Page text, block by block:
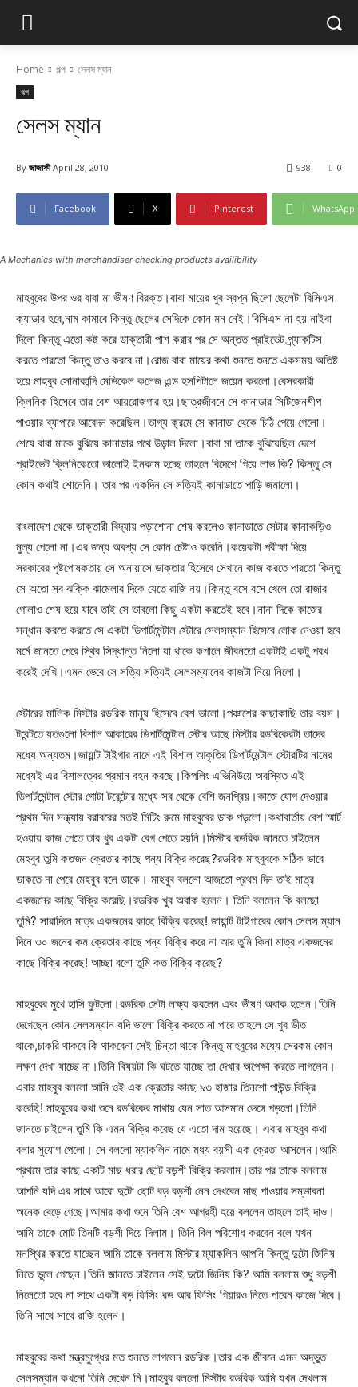
Home গল্প সেলস ম্যান
গল্প
সেলস ম্যান
By জাজাফী April 28, 2010 0
938
Facebook X Pinterest WhatsApp
A Mechanics with merchandiser checking products availibility
মাহবুবের উপর ওর বাবা মা ভীষণ বিরক্ত।বাবা মায়ের খুব স্বপ্ন ছিলো ছেলেটা বিসিএস
ক্যাডার হবে,নাম কামাবে কিন্তু ছেলের সেদিকে কোন মন নেই।বিসিএস না হয় নাইবা
দিলো কিন্তু এতো কষ্ট করে ডাক্তারী পাশ করার পর সে অন্তত প্রাইভেট প্র্যাকটিস
করতে পারতো কিন্তু তাও করবে না।রোজ বাবা মায়ের কথা শুনতে শুনতে একসময় অতিষ্ট
হয়ে মাহবুব সোনাকান্দি মেডিকেল কলেজ এন্ড হসপিটালে জয়েন করলো।বেসরকারী
ক্লিনিক হিসেবে তার বেশ আয়রোজগার হয়।ছাত্রজীবনে সে কানাডার সিটিজেনশীপ
পাওয়ার ব্যাপারে আবেদন করেছিল।ভাগ্য ক্রমে সে কানাডা থেকে চিঠি পেয়ে গেলো।
শেষে বাবা মাকে বুঝিয়ে কানাডার পথে উড়াল দিলো।বাবা মা তাকে বুঝিয়েছিল দেশে
প্রাইভেট ক্লিনিকেতো ভালোই ইনকাম হচ্ছে তাহলে বিদেশে গিয়ে লাভ কি? কিন্তু সে
কোন কথাই শোনেনি। তার পর একদিন সে সত্যিই কানাডাতে পাড়ি জমালো।
বাংলাদেশ থেকে ডাক্তারী বিদ্যায় পড়াশোনা শেষ করলেও কানাডাতে সেটার কানাকড়িও
মুল্য পেলো না।এর জন্য অবশ্য সে কোন চেষ্টাও করেনি।কয়েকটা পরীক্ষা দিয়ে
সরকারের পৃষ্টপোষকতায় সে অনায়াসে ডাক্তার হিসেবে সেখানে কাজ করতে পারতো কিন্তু
সে অতো সব ঝক্কি ঝামেলার দিকে যেতে রাজি নয়।কিন্তু বসে বসে খেলে তো রাজার
গোলাও শেষ হয়ে যাবে তাই সে ভাবলো কিছু একটা করতেই হবে।নানা দিকে কাজের
সন্ধান করতে করতে সে একটা ডিপার্টমেন্টাল স্টোরে সেলসম্যান হিসেবে লোক নেওয়া হবে
মর্মে জানতে পেরে স্থির সিদ্ধান্ত নিলো যা থাকে কপালে জীবনতো একটাই একটু পরখ
করেই দেখি।এমন ভেবে সে সত্যি সত্যিই সেলসম্যানের কাজটা নিয়ে নিলো।
স্টোরের মালিক মিস্টার রডরিক মানুষ হিসেবে বেশ ভালো।পঞ্চাশের কাছাকাছি তার বয়স।
টরেন্টতে যতগুলো বিশাল আকারের ডিপার্টমেন্টাল স্টোর আছে মিস্টার রডরিকেরটা তাদের
মধ্যে অন্যতম।জায়ান্ট টাইগার নামে এই বিশাল আকৃতির ডিপার্টমেন্টাল স্টোরটির নামের
মধ্যেই এর বিশালত্বের প্রমান বহন করছে।কিপলিং এভিনিউয়ে অবস্থিত এই
ডিপার্টমেন্টাল স্টোর গোটা টরেন্টোর মধ্যে সব থেকে বেশি জনপ্রিয়।কাজে যোগ দেওয়ার
প্রথম দিন সন্ধ্যায় বরাবরের মতই মিটিং রুমে মাহবুবের ডাক পড়লো।কথাবার্তায় বেশ স্মার্ট
হওয়ায় কাজ পেতে তার খুব একটা বেগ পেতে হয়নি।মিস্টার রডরিক জানতে চাইলেন
মেহবুব তুমি কতজন ক্রেতার কাছে পন্য বিক্রি করেছ?রডরিক মাহবুবকে সঠিক ভাবে
ডাকতে না পেরে মেহবুব বলে ডাকে। মাহবুব বললো আজতো প্রথম দিন তাই মাত্র
একজনের কাছে বিক্রি করেছি।রডরিক খুব অবাক হলেন। তিনি বললেন কি বলছো
তুমি? সারাদিনে মাত্র একজনের কাছে বিক্রি করেছ! জায়ান্ট টাইগারের কোন সেলস ম্যান
দিনে ৩০ জনের কম ক্রেতার কাছে পন্য বিক্রি করে না আর তুমি কিনা মাত্র একজনের
কাছে বিক্রি করেছ! আচ্ছা বলো তুমি কত বিক্রি করেছ?
মাহবুবের মুখে হাসি ফুটলো।রডরিক সেটা লক্ষ্য করলেন এবং ভীষণ অবাক হলেন।তিনি
দেখেছেন কোন সেলসম্যান যদি ভালো বিক্রি করতে না পারে তাহলে সে খুব ভীত
থাকে,চাকরি থাকবে কি থাকবেনা সেই চিন্তা থাকে কিন্তু মাহবুবের মধ্যে সেরকম কোন
লক্ষণ দেখা যাচ্ছে না।তিনি বিষয়টা কি ঘটতে যাচ্ছে তা দেখার অপেক্ষা করতে লাগলেন।
এবার মাহবুব বললো আমি ওই এক ক্রেতার কাছে ৯৩ হাজার তিনশো পাউন্ড বিক্রি
করেছি! মাহবুবের কথা শুনে রডরিকের মাথায় যেন সাত আসমান ভেঙ্গে পড়লো।তিনি
জানতে চাইলেন তুমি কি এমন বিক্রি করেছ যে এতো দাম হয়েছে। এবার মাহবুব কথা
বলার সুযোগ পেলো। সে বললো ম্যাকলিন নামে মধ্য বয়সী এক ক্রেতা আসলেন।আমি
প্রথমে তার কাছে একটি মাছ ধরার ছোট বড়শী বিক্রি করলাম।তার পর তাকে বললাম
আপনি যদি এর সাথে আরো দুটো ছোট বড় বড়শী নেন দেখবেন মাছ পাওয়ার সম্ভাবনা
অনেক বেড়ে গেছে।আমার কথা শুনে তিনি বেশ আগ্রহী হয়ে বললেন তাহলে তাই দাও।
আমি তাকে মোট তিনটি বড়শী দিয়ে দিলাম। তিনি বিল পরিশোধ করবেন বলে যখন
মনস্থির করতে যাচ্ছেন আমি তাকে বললাম মিস্টার ম্যাকলিন আপনি কিন্তু দুটো জিনিষ
নিতে ভুলে গেছেন।তিনি জানতে চাইলেন সেই দুটো জিনিষ কি? আমি বললাম শুধু বড়শী
নিলেতো হবে না সাথে একটা বড় ফিসিং রড আর ফিসিং গিয়ারও নিতে পারেন কাজে দিবে।
তিনি সাথে সাথে রাজি হলেন।
মাহবুবের কথা মন্ত্রমুগ্ধের মত শুনতে লাগলেন রডরিক।তার এক জীবনে এমন অদ্ভুত
সেলসম্যান কখনো তিনি দেখেন নি।মাহবুব বললো মিস্টার রডরিক আমি যখন দেখলাম